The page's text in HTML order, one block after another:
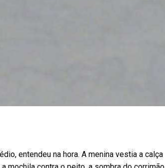
entendeu na hora. A menina vestia a calça